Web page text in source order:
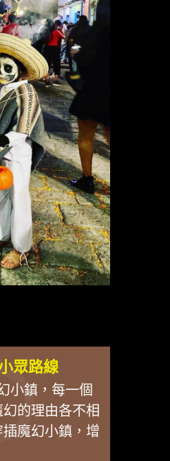
眾路線
小鎮，每一個
的理由各不相
魔幻小鎮，增